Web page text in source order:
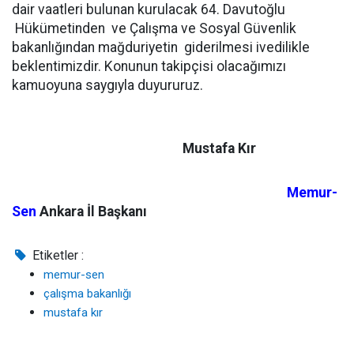
dair vaatleri bulunan kurulacak 64. Davutoğlu
Hükümetinden ve Çalışma ve Sosyal Güvenlik
bakanlığından mağduriyetin giderilmesi ivedilikle
beklentimizdir. Konunun takipçisi olacağımızı
kamuoyuna saygıyla duyururuz.
Mustafa Kır
Memur-
Sen Ankara İl Başkanı
Etiketler :
memur-sen
çalışma bakanlığı
mustafa kır